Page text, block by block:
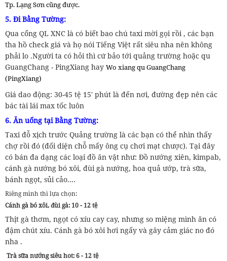
Tp. Lạng Sơn cũng được.
5. Đi Bằng Tường:
Qua cổng QL XNC là có biết bao chú taxi mời gọi rồi , các bạn
tha hồ check giá và họ nói Tiếng Việt rất siêu nha nên không
phải lo .Người ta có hỏi thì cứ bảo tới quảng trường hoặc qu
GuangChang - PingXiang hay Wo xiang qu GuangChang
(PingXiang)
Giá dao động: 30-45 tệ 15' phút là đến nơi, đường đẹp nên các
bác tài lái max tốc luôn
6. Ăn uống tại Bằng Tường:
Taxi đỗ xịch trước Quảng trường là các bạn có thể nhìn thấy
chợ rồi đó (đối diện chỗ mấy ông cụ chơi mạt chược). Tại đây
có bán đa dạng các loại đồ ăn vặt như: Đồ nướng xiên, kimpab,
cánh gà nướng bó xôi, đùi gà nướng, hoa quả ướp, trà sữa,
bánh ngọt, sủi cảo....
Riêng mình thì lựa chọn:
Cánh gà bó xôi, đùi gà: 10 - 12 tệ
Thịt gà thơm, ngọt có xíu cay cay, nhưng so miệng mình ăn có
đậm chút xíu. Cánh gà bó xôi hơi ngấy và gây cảm giác no đó
nha .
Trà sữa nướng siêu hot: 6 - 12 tệ